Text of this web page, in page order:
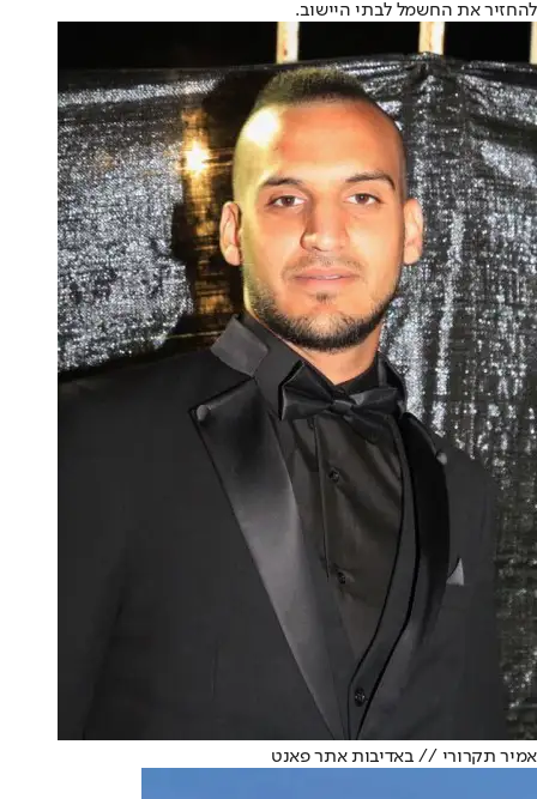
להחזיר את החשמל לבתי היישוב.
אמיר תקרורי // באדיבות אתר פאנט